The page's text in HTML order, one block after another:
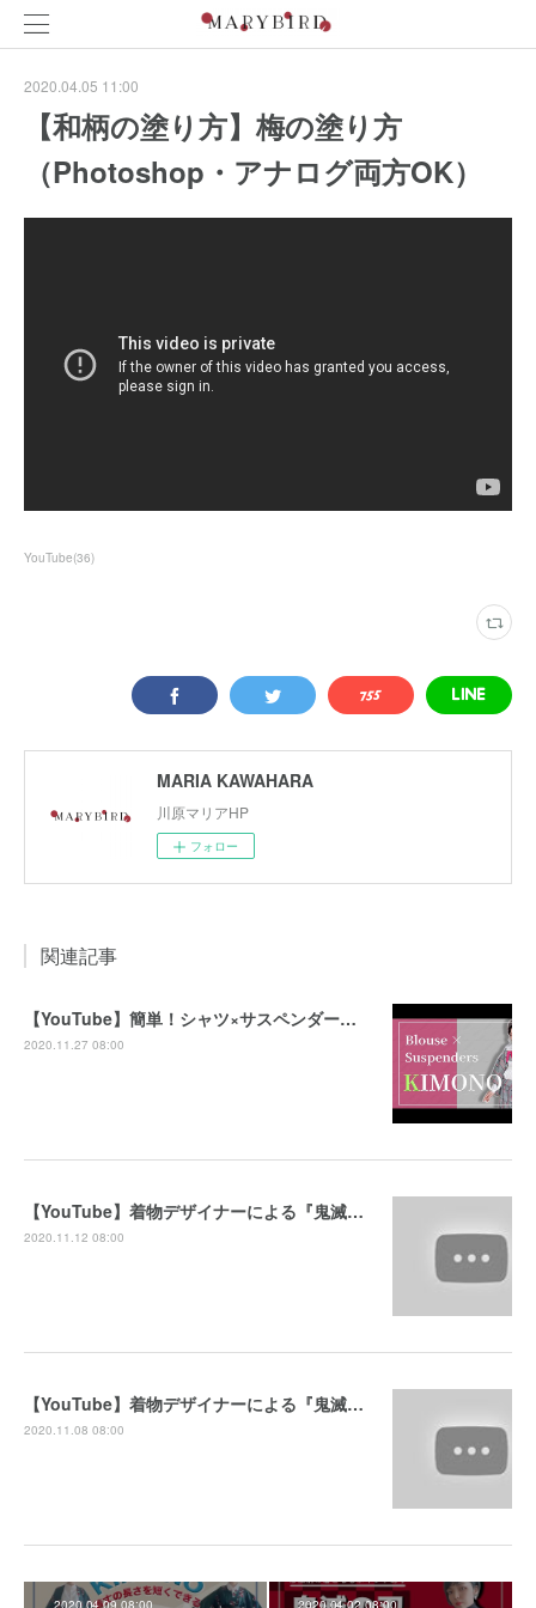
2020.04.05 11:00
【和柄の塗り方】梅の塗り方
（Photoshop・アナログ両方OK）
YouTube(36)
MARIA KAWAHARA
川原マリアHP
フォロー
関連記事
【YouTube】簡単！シャツ×サスペンダー和洋折衷な着物の着付け方
2020.11.27 08:00
【YouTube】着物デザイナーによる『鬼滅の刃』衣装考察（後編）
2020.11.12 08:00
【YouTube】着物デザイナーによる『鬼滅の刃』衣装考察（前編）
2020.11.08 08:00
2020.04.09 08:00 2020.04.02 08:00